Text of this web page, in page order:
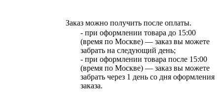
Заказ можно получить после оплаты.
- при оформлении товара до 15:00
(время по Москве) — заказ вы можете
забрать на следующий день;
- при оформлении товара после 15:00
(время по Москве) — заказ вы можете
забрать через 1 день со дня оформления
заказа.